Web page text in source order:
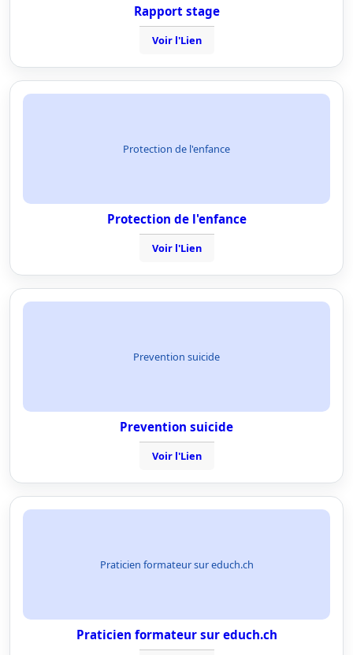
Rapport stage
Voir l'Lien
Protection de l'enfance
Protection de l'enfance
Voir l'Lien
Prevention suicide
Prevention suicide
Voir l'Lien
Praticien formateur sur educh.ch
Praticien formateur sur educh.ch